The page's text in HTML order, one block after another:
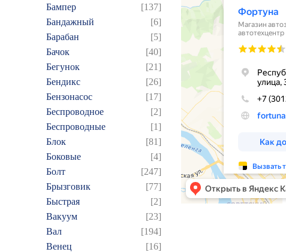
Бампер
[137]
Бандажный
[6]
Барабан
[5]
Бачок
[40]
Бегунок
[21]
Бендикс
[26]
Бензонасос
[17]
Беспроводное
[2]
Беспроводные
[1]
Блок
[81]
Боковые
[4]
Болт
[247]
Брызговик
[77]
Быстрая
[2]
Вакуум
[23]
Вал
[194]
Венец
[16]